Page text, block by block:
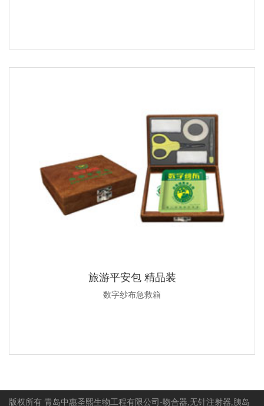
旅游平安包 精品装
数字纱布急救箱
版权所有 青岛中惠圣熙生物工程有限公司-吻合器,无针注射器,胰岛